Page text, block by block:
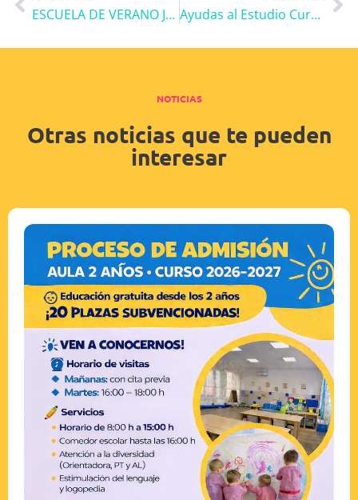
ESCUELA DE VERANO JULIÁN ROMEA
Ayudas al Estudio Curso 2023-24
NOTICIAS
Otras noticias que te pueden
interesar